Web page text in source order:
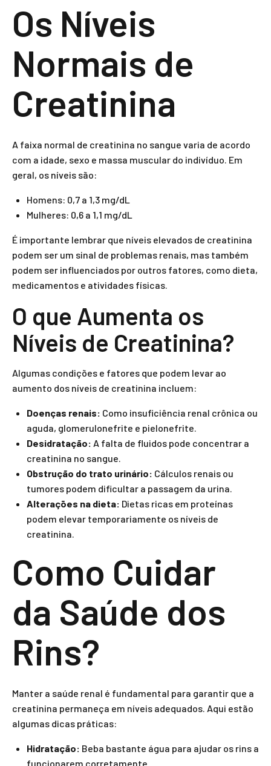
Os Níveis
Normais de
Creatinina
A faixa normal de creatinina no sangue varia de acordo
com a idade, sexo e massa muscular do indivíduo. Em
geral, os níveis são:
Homens: 0,7 a 1,3 mg/dL
Mulheres: 0,6 a 1,1 mg/dL
É importante lembrar que níveis elevados de creatinina
podem ser um sinal de problemas renais, mas também
podem ser influenciados por outros fatores, como dieta,
medicamentos e atividades físicas.
O que Aumenta os
Níveis de Creatinina?
Algumas condições e fatores que podem levar ao
aumento dos níveis de creatinina incluem:
Doenças renais: Como insuficiência renal crônica ou
aguda, glomerulonefrite e pielonefrite.
Desidratação: A falta de fluidos pode concentrar a
creatinina no sangue.
Obstrução do trato urinário: Cálculos renais ou
tumores podem dificultar a passagem da urina.
Alterações na dieta: Dietas ricas em proteínas
podem elevar temporariamente os níveis de
creatinina.
Como Cuidar
da Saúde dos
Rins?
Manter a saúde renal é fundamental para garantir que a
creatinina permaneça em níveis adequados. Aqui estão
algumas dicas práticas:
Hidratação: Beba bastante água para ajudar os rins a
funcionarem corretamente.